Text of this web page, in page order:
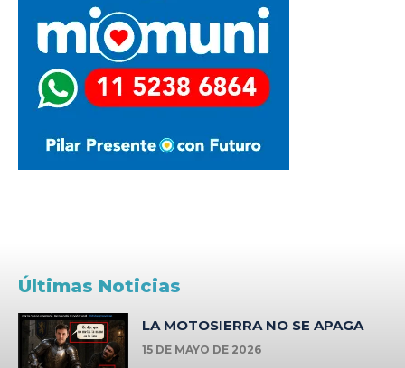
Últimas Noticias
LA MOTOSIERRA NO SE APAGA
15 DE MAYO DE 2026